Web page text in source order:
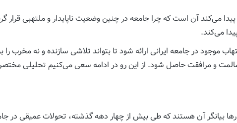
می‌کند آن است که چرا جامعه در چنین وضعیت ناپایدار و ملتهبی قرار
می‌کند.
موجود در جامعه ایرانی ارائه شود تا بتواند تلاشی سازنده و نه مخرب
و مرافقت حاصل شود. از این رو در ادامه سعی می‌کنیم تحلیلی
بیانگر آن هستند که طی بیش از چهار دهه گذشته، تحولات عمیقی در